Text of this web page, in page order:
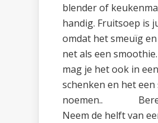
blender of
handig. Fruitsoep is
omdat het smeuïg
net als een
mag je het ook in
schenken en het
noemen..
Neem de helft van